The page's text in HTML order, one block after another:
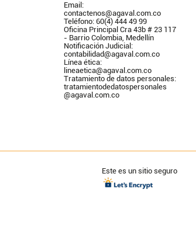
Email:
contactenos@agaval.com.co
Teléfono: 60(4) 444 49 99
Oficina Principal Cra 43b # 23 117
- Barrio Colombia, Medellín
Notificación Judicial:
contabilidad@agaval.com.co
Línea ética:
lineaetica@agaval.com.co
Tratamiento de datos personales:
tratamientodedatospersonales
@agaval.com.co
Este es un sitio seguro